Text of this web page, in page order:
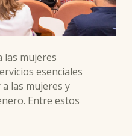
las mujeres
esenciales
las mujeres y
Entre estos